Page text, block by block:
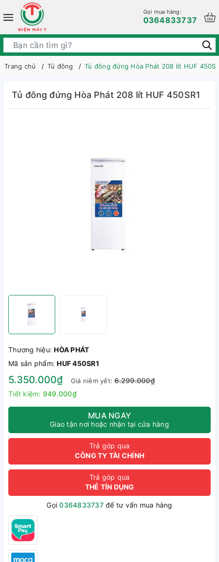
Gọi mua hàng:
0364833737
Trang chủ Tủ đông Tủ đông đứng Hòa Phát 208 lít HUF
Tủ đông đứng Hòa Phát 208 lít HUF 450SR1
Thương hiệu:HÒA PHÁT
Mã sản phẩm:HUF 450SR1
5.350.000₫ Giá niêm yết:6.299.000₫
Tiết kiệm: 949.000₫
MUA NGAY
Giao tận nơi hoặc nhận tại cửa hàng
Trả góp qua
CÔNG TY TÀI CHÍNH
Trả góp qua
THẺ TÍN DỤNG
Gọi0364833737để tư vấn mua hàng